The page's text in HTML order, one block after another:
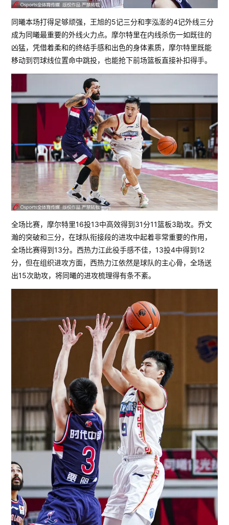
同曦本场打得足够顽强，王旭的5记三分和李泓澎的4记外线三分
成为同曦最重要的外线火力点。摩尔特里在内线杀伤一如既往的
凶猛，凭借着柔和的终结手感和出色的身体素质，摩尔特里既能
移动到罚球线位置命中跳投，也能抢下前场篮板直接补扣得手。
全场比赛，摩尔特里16投13中高效得到31分11篮板3助攻。乔文
瀚的突破和三分，在球队衔接段的进攻中起着非常重要的作用，
全场比赛得到13分。西热力江此役手感不佳，13投4中得到12
分，但在组织进攻方面，西热力江依然是球队的主心骨，全场送
出15次助攻，将同曦的进攻梳理得有条不紊。